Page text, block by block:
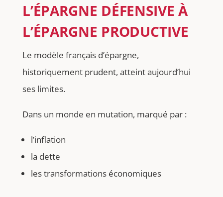
L’ÉPARGNE DÉFENSIVE À
L’ÉPARGNE PRODUCTIVE
Le modèle français d’épargne,
historiquement prudent, atteint aujourd’hui
ses limites.
Dans un monde en mutation, marqué par :
l’inflation
la dette
les transformations économiques